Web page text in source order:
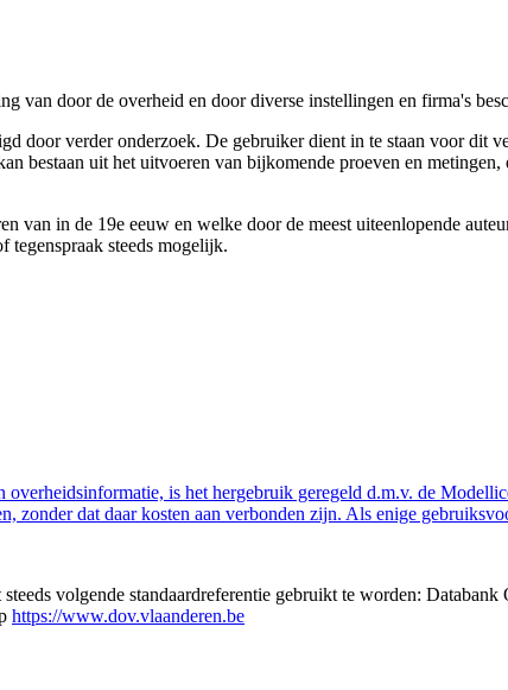
van door de overheid en door diverse instellingen en firma's
door verder onderzoek. De gebruiker dient in te staan voor dit
bestaan uit het uitvoeren van bijkomende proeven en
van in de 19e eeuw en welke door de meest uiteenlopende
tegenspraak steeds mogelijk.
is het hergebruik geregeld d.m.v. de
zonder dat daar kosten aan verbonden zijn. Als enige
volgende standaardreferentie gebruikt te worden:
https://www.dov.vlaanderen.be